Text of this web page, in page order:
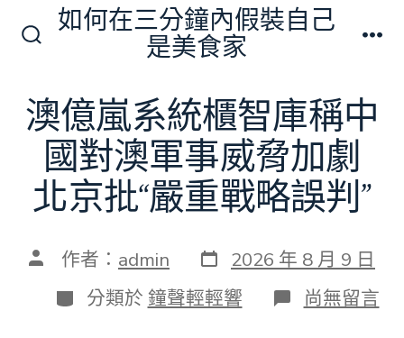
切
換
開
關
如何在三分鐘內假裝自己
是美食家
澳億嵐系統櫃智庫稱中
國對澳軍事威脅加劇
北京批“嚴重戰略誤判”
文 作者： admin 發
表
日
期
2026 年 8 月 9 日
分
類
分類於 鐘聲輕輕響 在
〈澳
尚無留言